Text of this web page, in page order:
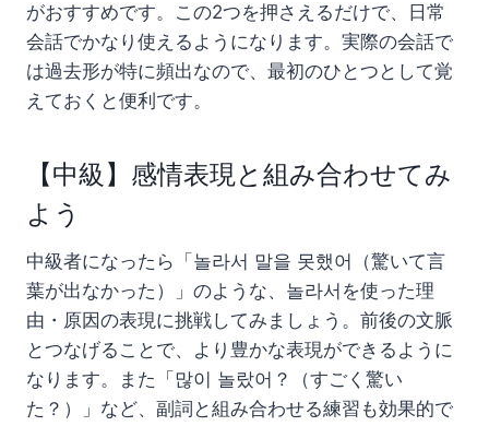
がおすすめです。この2つを押さえるだけで、日常
会話でかなり使えるようになります。実際の会話で
は過去形が特に頻出なので、最初のひとつとして覚
えておくと便利です。
【中級】感情表現と組み合わせてみ
よう
中級者になったら「놀라서 말을 못했어（驚いて言
葉が出なかった）」のような、놀라서を使った理
由・原因の表現に挑戦してみましょう。前後の文脈
とつなげることで、より豊かな表現ができるように
なります。また「많이 놀랐어？（すごく驚い
た？）」など、副詞と組み合わせる練習も効果的で